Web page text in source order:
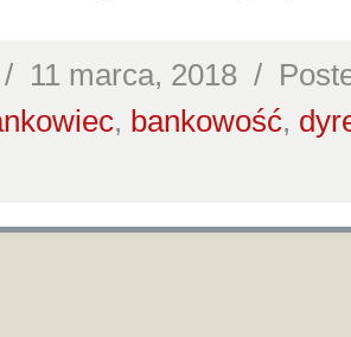
/ 11 marca, 2018 /
, bankowość,